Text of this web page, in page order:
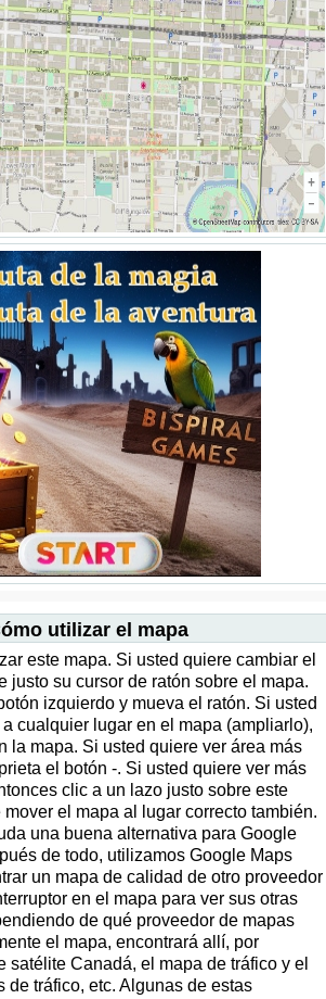
utilizar el mapa
este mapa. Si usted quiere cambiar el
justo su cursor de ratón sobre el mapa.
izquierdo y mueva el ratón. Si usted
cualquier lugar en el mapa (ampliarlo),
la mapa. Si usted quiere ver área más
el botón -. Si usted quiere ver más
clic a un lazo justo sobre este
el mapa al lugar correcto también.
una buena alternativa para Google
de todo, utilizamos Google Maps
un mapa de calidad de otro proveedor
en el mapa para ver sus otras
de qué proveedor de mapas
el mapa, encontrará allí, por
satélite Canadá, el mapa de tráfico y el
de tráfico, etc. Algunas de estas